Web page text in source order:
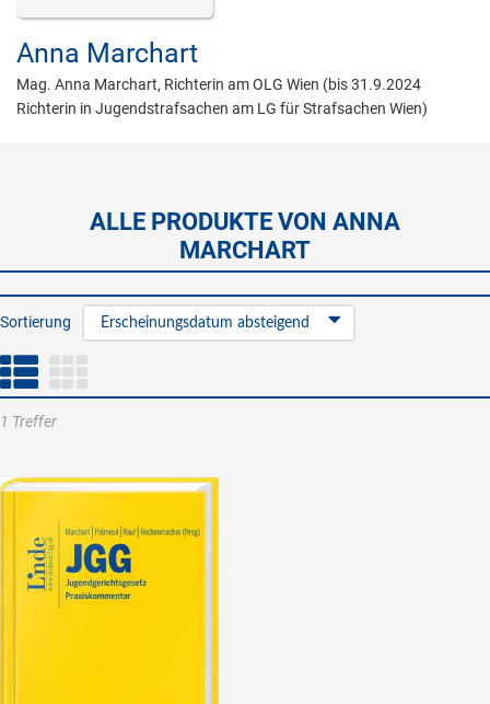
Anna Marchart
Mag. Anna Marchart, Richterin am OLG Wien (bis 31.9.2024
Richterin in Jugendstrafsachen am LG für Strafsachen Wien)
ALLE PRODUKTE VON ANNA
MARCHART
Sortierung Erscheinungsdatum absteigend
1 Treffer